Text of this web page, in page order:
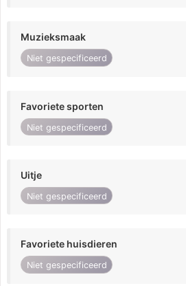
Muzieksmaak
Niet gespecificeerd
Favoriete sporten
Niet gespecificeerd
Uitje
Niet gespecificeerd
Favoriete huisdieren
Niet gespecificeerd